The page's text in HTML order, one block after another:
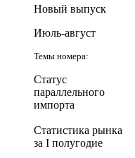
Новый выпуск
Июль-август
Темы номера:
Статус
параллельного
импорта
Статистика рынка
за I полугодие